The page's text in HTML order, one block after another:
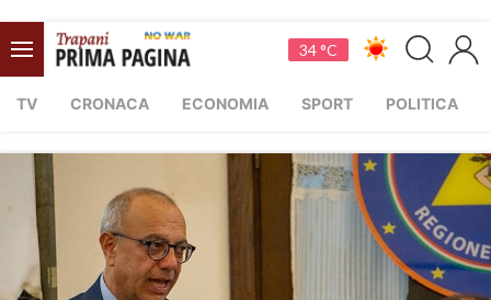
34 °C
TV CRONACA ECONOMIA SPORT POLITICA